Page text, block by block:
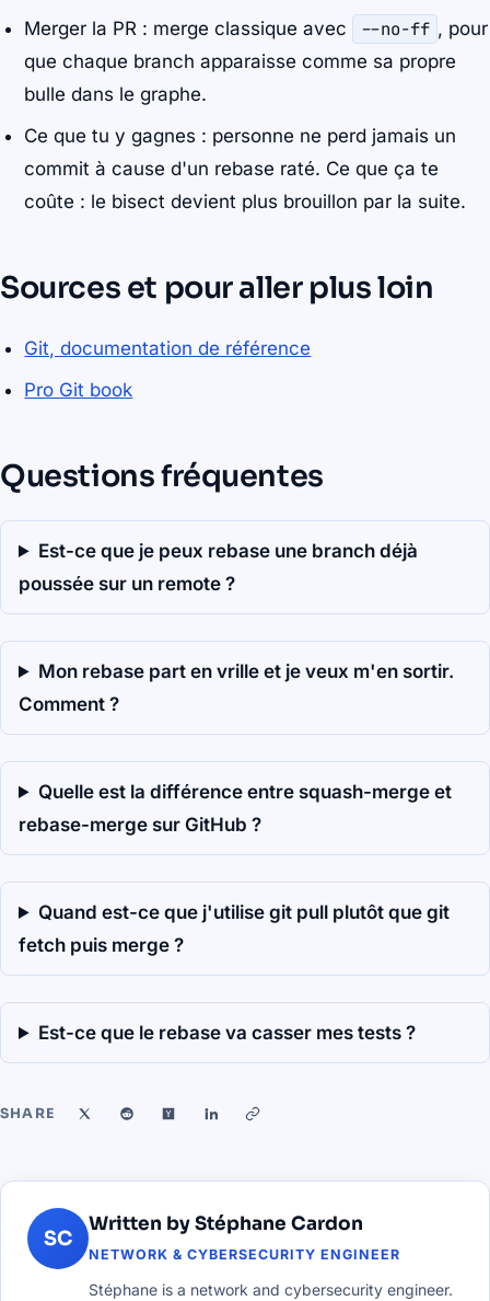
Merger la PR : merge classique avec --no-ff , pour
que chaque branch apparaisse comme sa propre
bulle dans le graphe.
Ce que tu y gagnes : personne ne perd jamais un
commit à cause d'un rebase raté. Ce que ça te
coûte : le bisect devient plus brouillon par la suite.
Sources et pour aller plus loin
Git, documentation de référence
Pro Git book
Questions fréquentes
Est-ce que je peux rebase une branch déjà
poussée sur un remote ?
Mon rebase part en vrille et je veux m'en sortir.
Comment ?
Quelle est la différence entre squash-merge et
rebase-merge sur GitHub ?
Quand est-ce que j'utilise git pull plutôt que git
fetch puis merge ?
Est-ce que le rebase va casser mes tests ?
SHARE
SC
Written by Stéphane Cardon
NETWORK & CYBERSECURITY ENGINEER
Stéphane is a network and cybersecurity engineer.